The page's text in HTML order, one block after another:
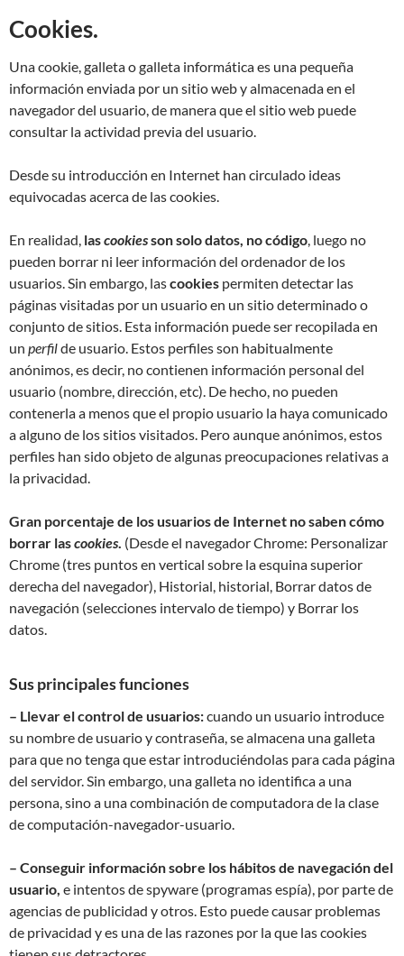
Cookies.
Una cookie, galleta o galleta informática es una pequeña
información enviada por un sitio web y almacenada en el
navegador del usuario, de manera que el sitio web puede
consultar la actividad previa del usuario.
Desde su introducción en Internet han circulado ideas
equivocadas acerca de las cookies.
En realidad, lascookiesson solo datos, no código , luego no
pueden borrar ni leer información del ordenador de los
usuarios. ​ Sin embargo, lascookies permiten detectar las
páginas visitadas por un usuario en un sitio determinado o
conjunto de sitios. Esta información puede ser recopilada en
un perfilde usuario. Estos perfiles son habitualmente
anónimos, es decir, no contienen información personal del
usuario (nombre, dirección, etc). De hecho, no pueden
contenerla a menos que el propio usuario la haya comunicado
a alguno de los sitios visitados. Pero aunque anónimos, estos
perfiles han sido objeto de algunas preocupaciones relativas a
la privacidad.
Gran porcentaje de los usuarios de Internet no saben cómo
borrar lascookies (Desde el navegador Chrome: Personalizar
Chrome (tres puntos en vertical sobre la esquina superior
derecha del navegador), Historial, historial, Borrar datos de
navegación (selecciones intervalo de tiempo) y Borrar los
datos.
Sus principales funciones
– Llevar el control de usuarios:cuando un usuario introduce
su nombre de usuario y contraseña, se almacena una galleta
para que no tenga que estar introduciéndolas para cada página
del servidor. Sin embargo, una galleta no identifica a una
persona, sino a una combinación de computadora de la clase
de computación-navegador-usuario.
– Conseguir información sobre los hábitos de navegación del
usuario, e intentos de spyware (programas espía), por parte de
agencias de publicidad y otros. Esto puede causar problemas
de privacidad y es una de las razones por la que las cookies